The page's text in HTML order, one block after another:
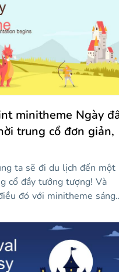
thời điểm đó. Lâu đài, hiệp
phần của bài học đều có
thuyết trình sáng tạo này
cứu xã hội!
minitheme Ngày
trung cổ đơn giản,
ta sẽ đi du lịch đến một
cổ đầy tưởng tượng! Và
đó với minitheme sáng
nhưng cũng vào
ngày kỷ niệm sự
thời trung cổ được tạo ra bởi
văn nổi tiếng nhất về văn